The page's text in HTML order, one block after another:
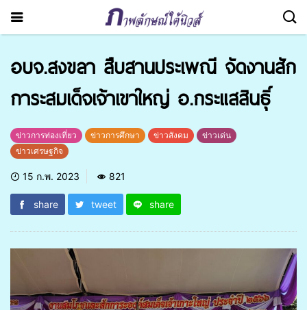
อบจ.สงขลา สืบสานประเพณี จัดงานสัก
การะสมเด็จเจ้าเขาใหญ่ อ.กระแสสินธุิ์
ข่าวการท่องเที่ยว ข่าวการศึกษา ข่าวสังคม
ข่าวเด่น
ข่าวเศรษฐกิจ
15 ก.พ. 2023 821
share tweet share